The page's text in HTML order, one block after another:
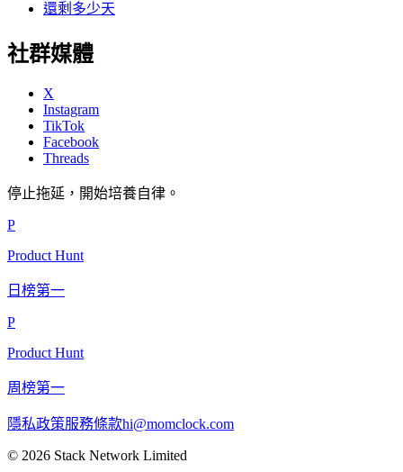
還剩多少天
社群媒體
X
Instagram
TikTok
Facebook
Threads
停止拖延，開始培養自律。
P
Product Hunt
日榜第一
P
Product Hunt
周榜第一
隱私政策服務條款hi@momclock.com
© 2026 Stack Network Limited